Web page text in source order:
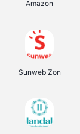
Amazon
Sunweb Zon